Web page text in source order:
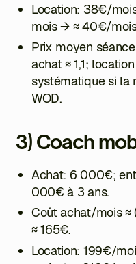
Location: 38€/
mois → ≈ 40€/
Prix moyen
achat ≈ 1,1;
systématique si la
WOD.
3) Coach
Achat: 6 000€;
000€ à 3 ans.
Coût achat/mois ≈
≈ 165€.
Location: 199€/